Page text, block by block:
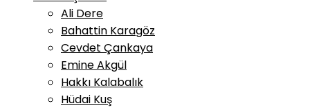
Ali Dere
Bahattin Karagöz
Cevdet Çankaya
Emine Akgül
Hakkı Kalabalık
Hüdai Kuş